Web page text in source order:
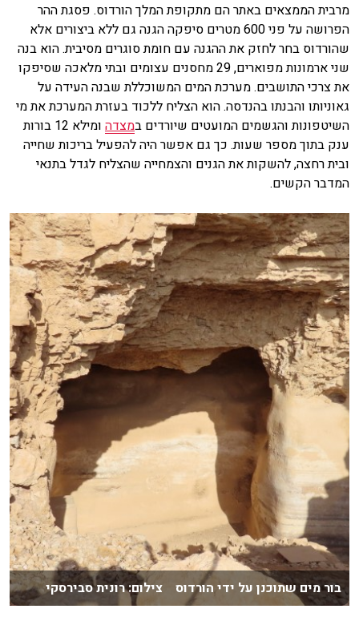
מרבית הממצאים באתר הם מתקופת המלך הורדוס. פסגת ההר
הפרושה על פני 600 מטרים סיפקה הגנה גם ללא ביצורים אלא
שהורדוס בחר לחזק את ההגנה עם חומת סוגרים מסיבית. הוא בנה
שני ארמונות מפוארים, 29 מחסנים עצומים ובתי מלאכה שסיפקו
את צרכי התושבים. מערכת המים המשוכללת שבנה העידה על
גאוניותו והבנתו בהנדסה. הוא הצליח ללכוד בעזרת המערכת את מי
השיטפונות והגשמים המועטים שיורדים במצדה
ומילא 12 בורות
ענק בתוך מספר שעות. כך גם אפשר היה להפעיל בריכות שחייה
ובית רחצה, להשקות את הגנים והצמחייה שהצליח לגדל בתנאי
המדבר הקשים.
בור מים שתוכנן על ידי הורדוס צילום: רונית סבירסקי